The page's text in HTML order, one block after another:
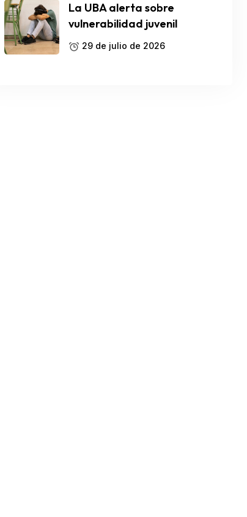
La UBA alerta sobre
vulnerabilidad juvenil
29 de julio de 2026